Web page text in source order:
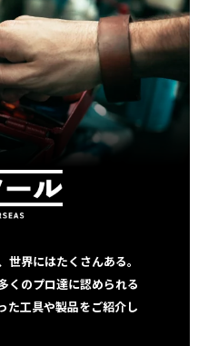
界にはたくさんある。
くのプロ達に認められる
た工具や製品をご紹介し